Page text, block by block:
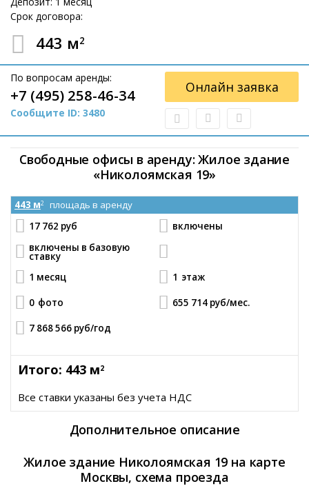
Срок договора:
443 м2
По вопросам аренды:
+7 (495) 258-46-34
Сообщите ID: 3480
Онлайн заявка
Свободные офисы в аренду: Жилое здание
«Николоямская 19»
443 м2
площадь в аренду
17 762 руб
включены
включены в базовую
ставку
1 месяц
1 этаж
0 фото 655 714 руб/мес.
7 868 566 руб/год
Итого: 443 м2
Все ставки указаны без учета НДС
Дополнительное описание
Жилое здание Николоямская 19 на карте
Москвы, схема проезда